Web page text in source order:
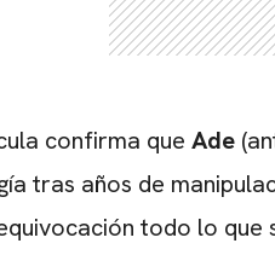
confirma que Ade
tras años de
todo lo que